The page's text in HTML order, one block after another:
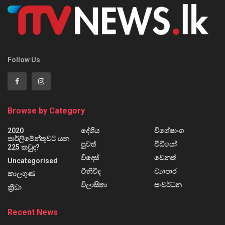
Follow Us
Browse by Category
2020
පාර්ලිමේන්තුවට යන
225 කවුද?
Uncategorised
කාලගුණ
ක්‍රීඩා
දේශීය
පුවත්
විදෙස්
විනිවිද
විලාසිතා
විශේෂාංග
වීඩියෝ
වෙනත්
ව්‍යාපාර
සංවර්ධන
Recent News